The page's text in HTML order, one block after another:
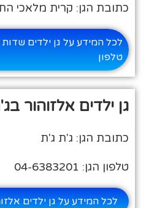
כתובת הגן: קרית מלאכי
לכל המידע על גן ילדים שדות
טלפון
גן ילדים אלזוהור
כתובת הגן: ג'ת ג'ת
טלפון הגן: 04-6383201
לכל המידע על גן ילדים